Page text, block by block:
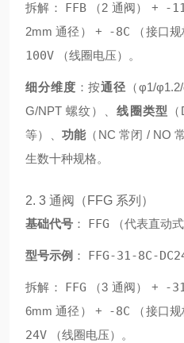
拆解： FFB （2 通阀） + -
2mm 通径） +
-8C （接口
100V
（线圈电压）。
细分维度 ：按通径 （φ1/
G/NPT 螺纹）、线圈类型
等）、 功能 （NC 常闭 / NO
生数十种规格。
2. 3 通阀（FFG 系列）
基础代号 ： FFG （代表直动
型号示例 ： FFG-31-8C-
拆解： FFG （3 通阀） + -
6mm 通径） +
-8C （接口
24V
（线圈电压）。